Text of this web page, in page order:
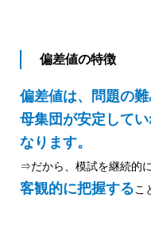
偏差値の特徴
偏差値は、問題の難
母集団が安定して
なります。
⇒だから、模試を継続的
客観的に把握するこ